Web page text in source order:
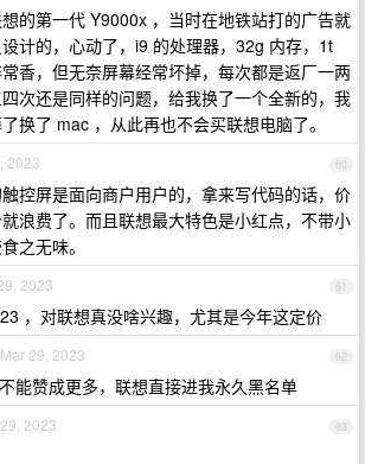
的第一代 Y9000x ，当时在地铁站打的广告就
计的，心动了，i9 的处理器，32g 内存，1t
香，但无奈屏幕经常坏掉，每次都是返厂一两
次还是同样的问题，给我换了一个全新的，我
换了 mac ，从此再也不会买联想电脑了。
60
2023
控屏是面向商户用户的，拿来写代码的话，价
浪费了。而且联想最大特色是小红点，不带小
之无味。
61
2023
，对联想真没啥兴趣，尤其是今年这定价
62
Mar 29, 2023
能赞成更多，联想直接进我永久黑名单
63
2023